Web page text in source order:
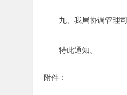
九、我局协调管理
特此通知。
附件：